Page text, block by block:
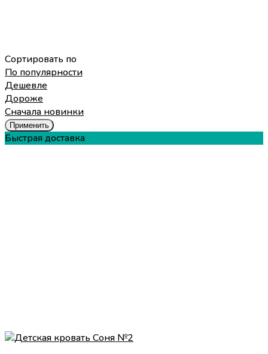
Сортировать по
По популярности
Дешевле
Дороже
Cначала новинки
Применить
Быстрая доставка